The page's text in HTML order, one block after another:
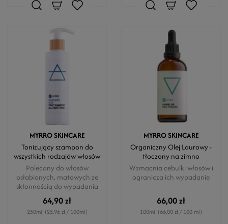
MYRRO SKINCARE
Tonizujący szampon do
wszystkich rodzajów włosów
Polecany do włosów
osłabionych, matowych ze
skłonnością do wypadania
64,90 zł
250ml (25,96 zł / 100ml)
MYRRO SKINCARE
Organiczny Olej Laurowy -
tłoczony na zimno
Wzmacnia cebulki włosów i
ogranicza ich wypadanie
66,00 zł
100ml (66,00 zł / 100 ml)